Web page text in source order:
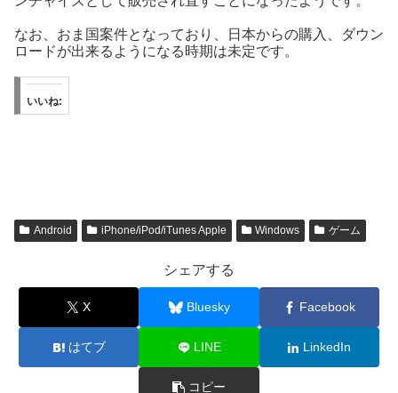
なお、おま国案件となっており、日本からの購入、ダウン
ロードが出来るようになる時期は未定です。
いいね:
Android iPhone/iPod/iTunes Apple Windows ゲーム
シェアする
X Bluesky Facebook
はてブ LINE LinkedIn
コピー